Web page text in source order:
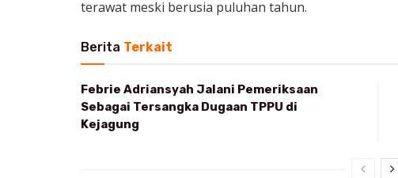
terawat meski berusia puluhan tahun.
Berita Terkait
Febrie Adriansyah Jalani Pemeriksaan
Sebagai Tersangka Dugaan TPPU di
Kejagung